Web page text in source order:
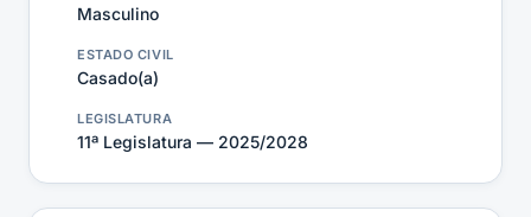
Masculino
ESTADO CIVIL
Casado(a)
LEGISLATURA
11ª Legislatura — 2025/2028